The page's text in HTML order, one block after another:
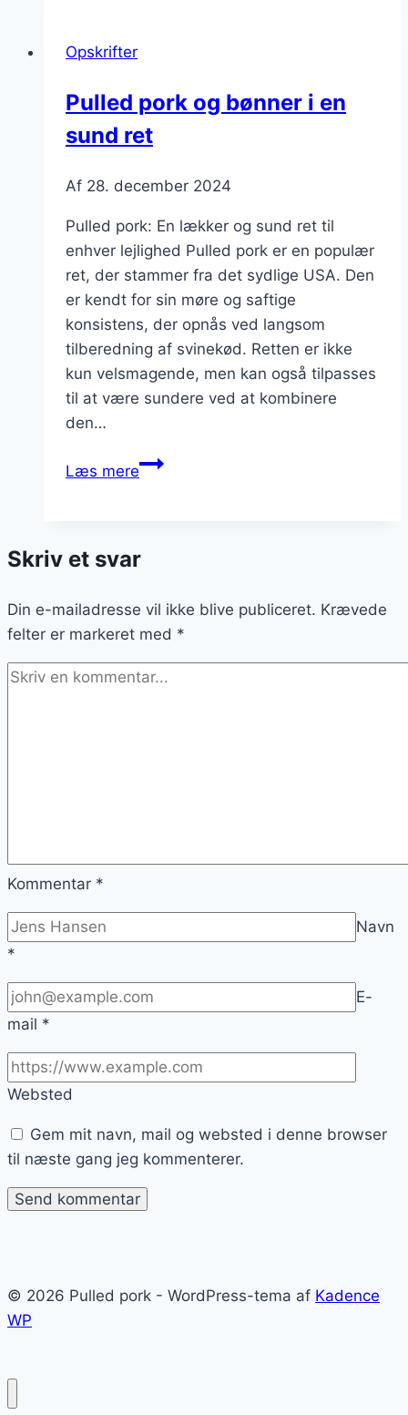
Opskrifter
Pulled pork og bønner i en
sund ret
Af 28. december 2024
Pulled pork: En lækker og sund ret til
enhver lejlighed Pulled pork er en populær
ret, der stammer fra det sydlige USA. Den
er kendt for sin møre og saftige
konsistens, der opnås ved langsom
tilberedning af svinekød. Retten er ikke
kun velsmagende, men kan også tilpasses
til at være sundere ved at kombinere
den…
Læs merePulled
i
sund
ret
Skriv et svar
Din e-mailadresse vil ikke blive publiceret. Krævede
felter er markeret med *
Kommentar *
Navn
*
E-
mail *
Websted
Gem mit navn, mail og websted i denne browser
til næste gang jeg kommenterer.
© 2026 Pulled pork - WordPress-tema af Kadence
WP